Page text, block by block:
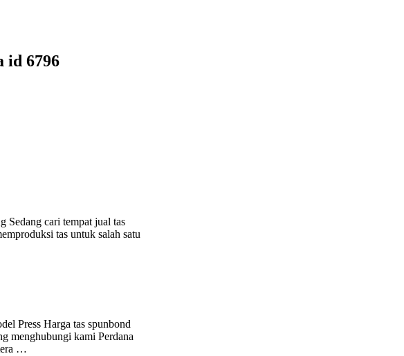
id 6796
Sedang cari tempat jual tas
tas untuk salah satu
Press Harga tas spunbond
menghubungi kami Perdana
…